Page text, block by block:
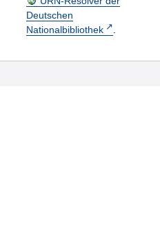
Deutschen
Nationalbibliothek
.